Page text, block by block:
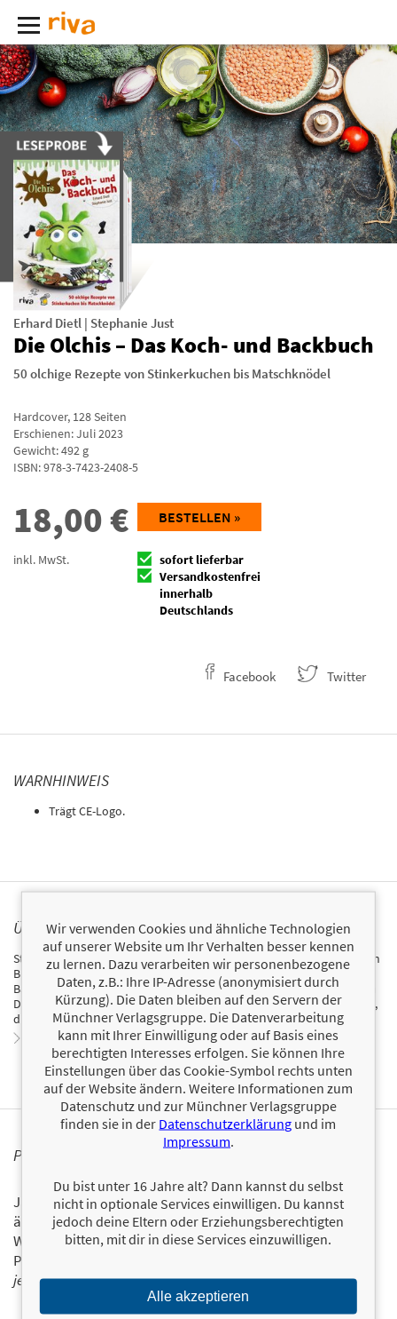
Erhard Dietl | Stephanie Just
Die Olchis – Das Koch- und Backbuch
50 olchige Rezepte von Stinkerkuchen bis Matschknödel
Hardcover, 128Seiten
Erschienen: Juli 2023
Gewicht: 492 g
ISBN:978-3-7423-2408-5
18,00€
inkl. MwSt.
BESTELLEN »
sofort lieferbar
Versandkostenfrei
innerhalb
Deutschlands
Facebook Twitter
WARNHINWEIS
Trägt CE-Logo.
ÜBER STEPHANIE JUST
Stephanie Just gründete vor vielen Jahren aus Liebe zum Backen den
Blog Meine Küchenschlacht und erreichte damit schnell viele
Backbegeisterte. Zuerst besaß sie nur ein kleines Handrührgerät vom
Discounter, mittlerweile aber ist sie stolze Besitzerin einer KitchenAid,
die für sie der Inbegriff einer Küchenmaschine ist.
Zum Profil von Stephanie Just
PERSONALISIERTE PRODUKTINFORMATIONEN
Ja, ich will über interessante Neuerscheinungen und
ähnliche Produkte informiert werden.
Wir halten Sie per E-Mail auf dem aktuellen Stand über das
Programm der Münchner Verlagsgruppe.
jetzt ein!
E-Mail-Adresse:
Wir verwenden Cookies und ähnliche Technologien
auf unserer Website um Ihr Verhalten besser kennen
zu lernen. Dazu verarbeiten wir personenbezogene
Daten, z.B.: Ihre IP-Adresse (anonymisiert durch
Kürzung). Die Daten bleiben auf den Servern der
Münchner Verlagsgruppe. Die Datenverarbeitung
kann mit Ihrer Einwilligung oder auf Basis eines
berechtigten Interesses erfolgen. Sie können Ihre
Einstellungen über das Cookie-Symbol rechts unten
auf der Website ändern. Weitere Informationen zum
Datenschutz und zur Münchner Verlagsgruppe
finden sie in der Datenschutzerklärung und im
Impressum.
Du bist unter 16 Jahre alt? Dann kannst du selbst
nicht in optionale Services einwilligen. Du kannst
jedoch deine Eltern oder Erziehungsberechtigten
bitten, mit dir in diese Services einzuwilligen.
Alle akzeptieren